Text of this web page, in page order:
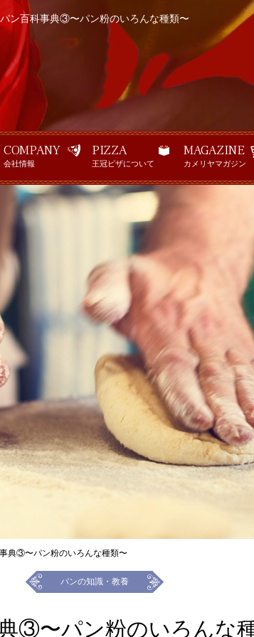
パン百科事典③〜パン粉のいろんな種類〜
COMPANY
会社情報
PIZZA
王冠ピザについて
MAGAZINE
カメリヤマガジン
典③〜パン粉のいろんな種類〜
パンの知識・教養
③〜パン粉のいろんな